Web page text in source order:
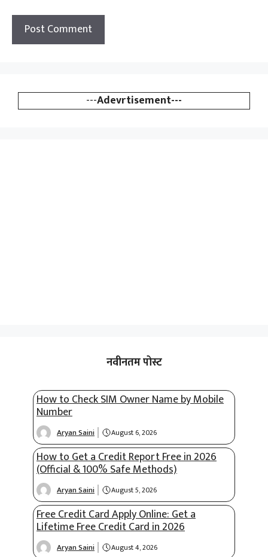
---Adevrtisement---
नवीनतम पोस्ट
How to Check SIM Owner Name by Mobile
Number
Aryan Saini August 6, 2026
How to Get a Credit Report Free in 2026
(Official & 100% Safe Methods)
Aryan Saini August 5, 2026
Free Credit Card Apply Online: Get a
Lifetime Free Credit Card in 2026
Aryan Saini August 4, 2026